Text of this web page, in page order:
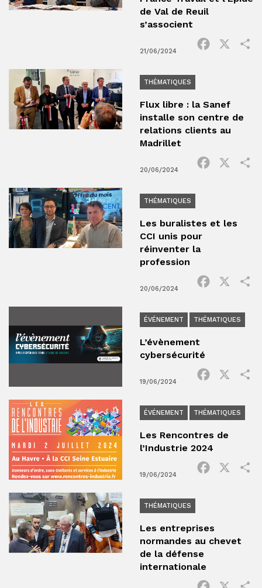
de Val de Reuil
s’associent
21/06/2024
Facebook
THÉMATIQUES
Flux libre : la Sanef
installe son centre de
relations clients au
Madrillet
20/06/2024
Facebook
THÉMATIQUES
Les buralistes et les
CCI unis pour
réinventer la
profession
20/06/2024
Facebook
ÉVÉNEMENT THÉMATIQUES
L’évènement
cybersécurité
19/06/2024
Facebook
ÉVÉNEMENT THÉMATIQUES
Les Rencontres de
l’Industrie 2024
19/06/2024
Facebook
THÉMATIQUES
Les entreprises
normandes au chevet
de la défense
internationale